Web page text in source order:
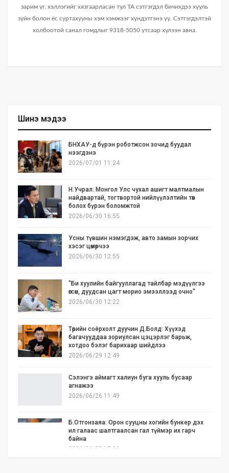
зарим үг, хэллэгийг хязгаарласан тул ТА сэтгэгдэл бичихдээ хууль
зүйн болон ёс суртахууны хэм хэмжээг хүндэтгэнэ үү. Сэтгэгдэлтэй
холбоотой санал гомдлыг 9318-5050 утсаар хүлээн авна.
Шинэ мэдээ
БНХАУ-д бүрэн роботжсон зочид буудал
нээгдэнэ
2026/07/01 11:24
Н.Учрал: Монгол Улс чухал ашигт малтмалын
найдвартай, тогтвортой нийлүүлэлтийн төв
болох бүрэн боломжтой
2026/06/30 16:55
Усны түвшин нэмэгдэж, авто замын зорчих
хэсэг цөмөрчээ
2026/06/30 12:55
"Би хуулийн байгууллагад тайлбар мэдүүлгээ
өгсөн, дуудсан цагт морио эмээллээд очно"
2026/06/30 12:22
Төрийн соёрхолт дуучин Д.Болд: Хүүхэд
багачууддаа зориулсан цэцэрлэг барьж,
хотдоо бэлэг барихаар шийдлээ
2026/06/29 12:49
Сэлэнгэ аймагт халиун буга хууль бусаар
агнажээ
2026/06/26 11:49
Б.Отгонзаяа: Орон сууцны хогийн бункер дэх
ил галаас шалтгаалсан гал түймэр их гарч
байна
2026/06/25 17:02